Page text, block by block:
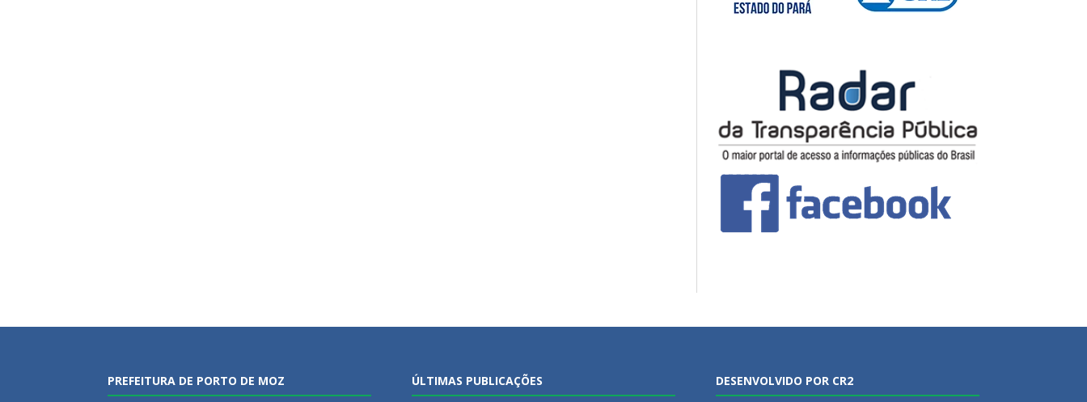
PREFEITURA DE PORTO DE MOZ ÚLTIMAS PUBLICAÇÕES DESENVOLVIDO POR CR2